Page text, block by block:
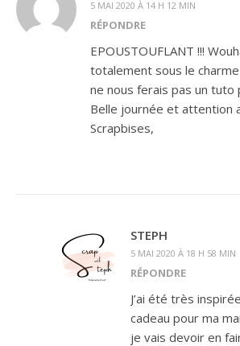
5 MAI 2020 À 14 H 12 MIN
RÉPONDRE
EPOUSTOUFLANT !!!
totalement sous le
ne nous ferais pas un tuto
Belle journée et attention
Scrapbises,
STEPH
5 MAI 2020 À 18 H 58 MIN
RÉPONDRE
J’ai été très
cadeau pour ma
je vais devoir en